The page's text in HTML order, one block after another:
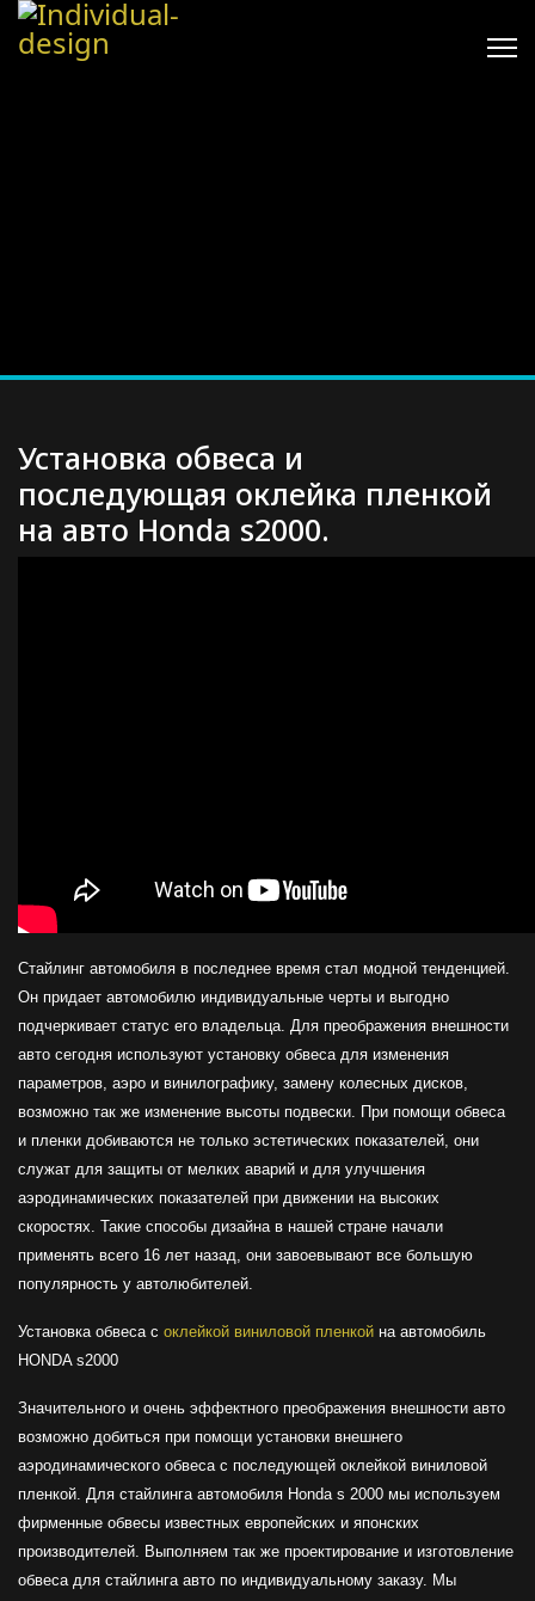
Установка обвеса и
последующая оклейка пленкой
на авто Honda s2000.
Стайлинг автомобиля в последнее время стал модной тенденцией.
Он придает автомобилю индивидуальные черты и выгодно
подчеркивает статус его владельца. Для преображения внешности
авто сегодня используют установку обвеса для изменения
параметров, аэро и винилографику, замену колесных дисков,
возможно так же изменение высоты подвески. При помощи обвеса
и пленки добиваются не только эстетических показателей, они
служат для защиты от мелких аварий и для улучшения
аэродинамических показателей при движении на высоких
скоростях. Такие способы дизайна в нашей стране начали
применять всего 16 лет назад, они завоевывают все большую
популярность у автолюбителей.
Установка обвеса с оклейкой виниловой пленкой на автомобиль
HONDA s2000
Значительного и очень эффектного преображения внешности авто
возможно добиться при помощи установки внешнего
аэродинамического обвеса с последующей оклейкой виниловой
пленкой. Для стайлинга автомобиля Honda s 2000 мы используем
фирменные обвесы известных европейских и японских
производителей. Выполняем так же проектирование и изготовление
обвеса для стайлинга авто по индивидуальному заказу. Мы